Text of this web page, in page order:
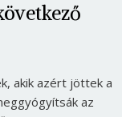
akik azért jöttek a
az